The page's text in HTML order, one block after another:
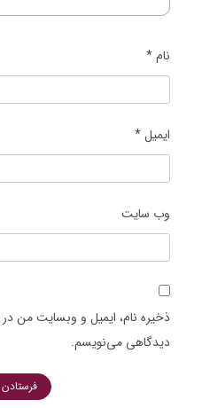
نام*
ایمیل*
وب‌ سایت
ذخیره نام، ایمیل و وبسایت من در
دیدگاهی می‌نویسم.